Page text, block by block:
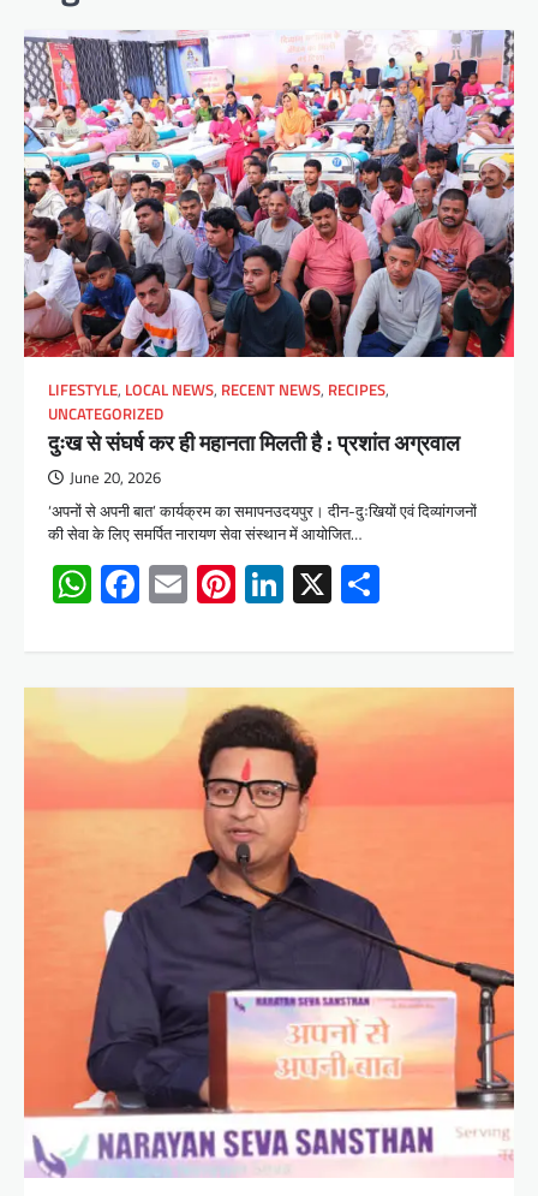
LIFESTYLE, LOCAL NEWS, RECENT NEWS, RECIPES,
UNCATEGORIZED
दुःख से संघर्ष कर ही महानता मिलती है : प्रशांत अग्रवाल
June 20, 2026
‘अपनों से अपनी बात’ कार्यक्रम का समापनउदयपुर। दीन-दुःखियों एवं दिव्यांगजनों
की सेवा के लिए समर्पित नारायण सेवा संस्थान में आयोजित…
WhatsApp
Facebook
EmailPinterest
LinkedIn
X